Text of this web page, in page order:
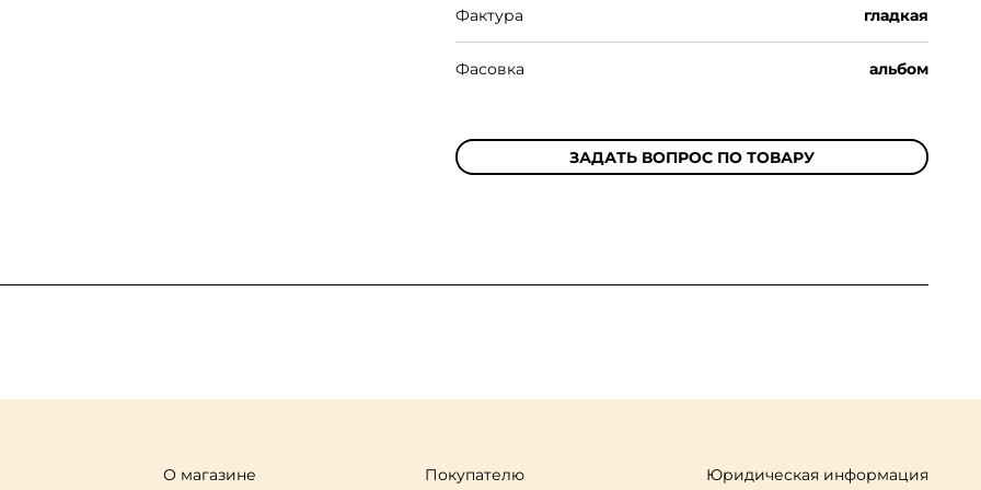
Фактура гладкая
Фасовка альбом
ЗАДАТЬ ВОПРОС ПО ТОВАРУ
О магазине Покупателю Юридическая информация